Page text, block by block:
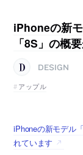
iPhoneの新
「8S」の概
DESIGN
アップル
iPhoneの新モデル
れています